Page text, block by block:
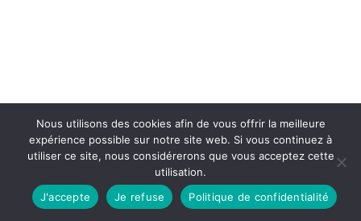
Nous utilisons des cookies afin de vous offrir la meilleure
expérience possible sur notre site web. Si vous continuez à
utiliser ce site, nous considérerons que vous acceptez cette
utilisation.
J'accepte
Je refuse Politique de confidentialité